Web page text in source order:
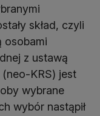
skład, czyli
osobami
z ustawą
KRS) jest
wybrane
wybór nastąpił